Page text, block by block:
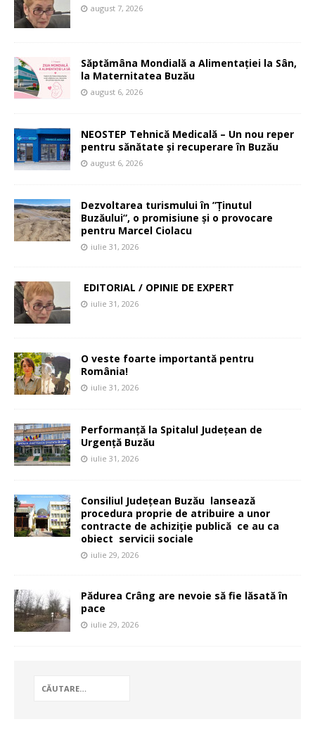
august 7, 2026
Săptămâna Mondială a Alimentației la Sân,
la Maternitatea Buzău
august 6, 2026
NEOSTEP Tehnică Medicală – Un nou reper
pentru sănătate și recuperare în Buzău
august 6, 2026
Dezvoltarea turismului în ”Ținutul
Buzăului”, o promisiune și o provocare
pentru Marcel Ciolacu
iulie 31, 2026
EDITORIAL / OPINIE DE EXPERT
iulie 31, 2026
O veste foarte importantă pentru
România!
iulie 31, 2026
Performanță la Spitalul Județean de
Urgență Buzău
iulie 31, 2026
Consiliul Județean Buzău lansează
procedura proprie de atribuire a unor
contracte de achiziție publică ce au ca
obiect servicii sociale
iulie 29, 2026
Pădurea Crâng are nevoie să fie lăsată în
pace
iulie 29, 2026